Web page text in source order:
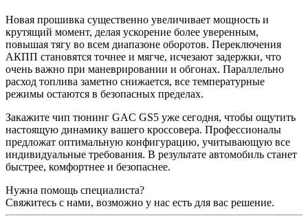
Новая прошивка существенно увеличивает мощность и
крутящий момент, делая ускорение более уверенным,
повышая тягу во всем диапазоне оборотов. Переключения
АКПП становятся точнее и мягче, исчезают задержки, что
очень важно при маневрировании и обгонах. Параллельно
расход топлива заметно снижается, все температурные
режимы остаются в безопасных пределах.
Закажите чип тюнинг GAC GS5 уже сегодня, чтобы ощутить
настоящую динамику вашего кроссовера. Профессионалы
предложат оптимальную конфигурацию, учитывающую все
индивидуальные требования. В результате автомобиль станет
быстрее, комфортнее и безопаснее.
Нужна помощь специалиста?
Свяжитесь с нами, возможно у нас есть для вас решение.